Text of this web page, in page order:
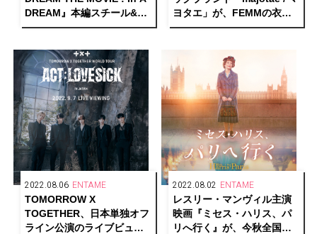
DREAM』本編スチール&メ
ンバーからのメッセージ動
ヨタエ」が、FEMMの衣装
とコラボレーション
2022.08.06 ENTAME
TOMORROW X
TOGETHER、日本単独オフ
ライン公演のライブビュー
2022.08.02 ENTAME
レスリー・マンヴィル主演
映画『ミセス・ハリス、パ
リへ行く』が、今秋全国公